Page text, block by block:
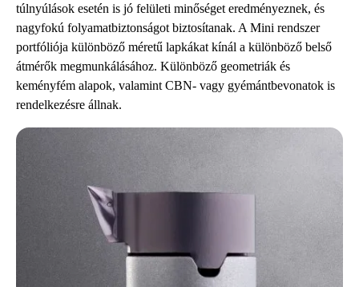
túlnyúlások esetén is jó felületi minőséget eredményeznek, és
nagyfokú folyamatbiztonságot biztosítanak. A Mini rendszer
portfóliója különböző méretű lapkákat kínál a különböző belső
átmérők megmunkálásához. Különböző geometriák és
keményfém alapok, valamint CBN- vagy gyémántbevonatok is
rendelkezésre állnak.